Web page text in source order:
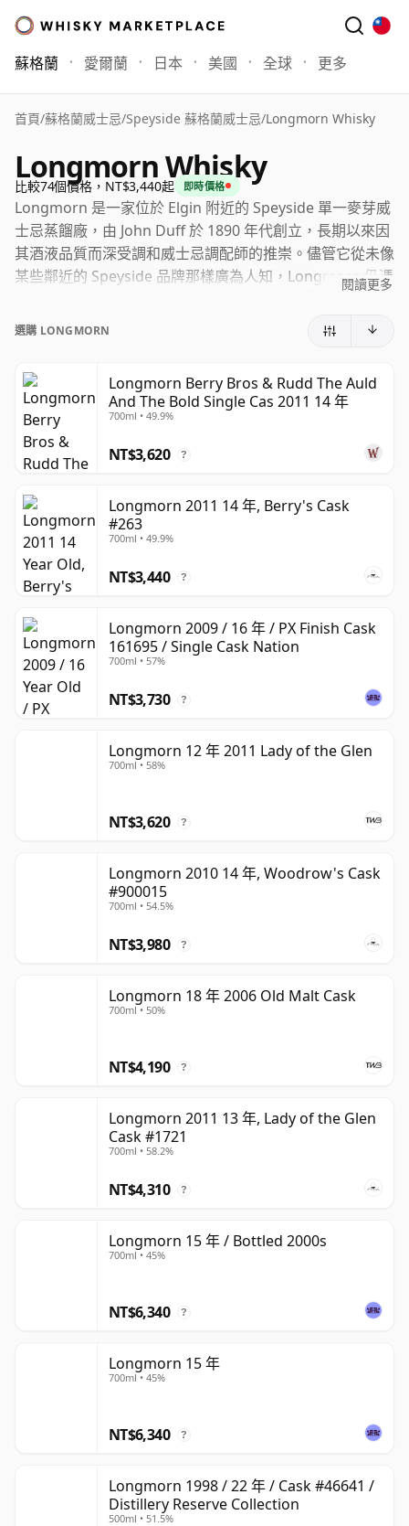
蘇格蘭 愛爾蘭 日本 美國 全球 更多
首頁/蘇格蘭威士忌/Speyside 蘇格蘭威士忌/Longmorn Whisky
Longmorn Whisky
比較74個價格，NT$3,440起 即時價格
Longmorn 是一家位於 Elgin 附近的 Speyside 單一麥芽威
士忌蒸餾廠，由 John Duff 於 1890 年代創立，長期以來因
其酒液品質而深受調和威士忌調配師的推崇。儘管它從未像
某些鄰近的 Speyside 品牌那樣廣為人知，Longmorn 仍憑
厚的口碑。
Brothers。其威士忌在歷史上大多用於調和用途，但該蒸
餾廠同時也擁有成熟的單一麥芽威士忌品牌形象，並有官方
裝瓶及獨立裝瓶商的穩定支持。值得一提的是，Longmorn
與 Benriach 淵源深厚：Benriach 最初由 John Duff 在
Longmorn 隔壁興建，作為其姊妹蒸餾廠。
Longmorn 的風格富饒而果香突出，常呈現成熟的果園水
果、蜂蜜、香草、柔和辛香、麥芽與圓潤橡木等風味。隨著
陳年時間增長，Longmorn 的風味可變得格外奢華，發展
出熱帶水果、拋光木質、蠟感、太妃糖與溫柔的乾果氣息，
感。
Longmorn 最適合被理解為行家的 Speyside 麥芽威士忌：
並非晦澀難尋，而是低調地備受珍視。其最優秀的裝瓶作品
充分展現了這家蒸餾廠在業界幕後享有崇高聲譽的原因——
調宣揚，便已自成一格。
閱讀更多
選購 LONGMORN
Longmorn Berry Bros & Rudd The Auld
And The Bold Single Cas 2011 14 年
700ml • 49.9%
NT$3,620 ?
Longmorn 2011 14 年, Berry's Cask
#263
700ml • 49.9%
NT$3,440 ?
Longmorn 2009 / 16 年 / PX Finish Cask
161695 / Single Cask Nation
700ml • 57%
NT$3,730 ?
Longmorn 12 年 2011 Lady of the Glen
700ml • 58%
NT$3,620 ?
Longmorn 2010 14 年, Woodrow's Cask
#900015
700ml • 54.5%
NT$3,980 ?
Longmorn 18 年 2006 Old Malt Cask
700ml • 50%
NT$4,190 ?
Longmorn 2011 13 年, Lady of the Glen
Cask #1721
700ml • 58.2%
NT$4,310 ?
Longmorn 15 年 / Bottled 2000s
700ml • 45%
NT$6,340 ?
Longmorn 15 年
700ml • 45%
NT$6,340 ?
Longmorn 1998 / 22 年 / Cask #46641 /
Distillery Reserve Collection
500ml • 51.5%